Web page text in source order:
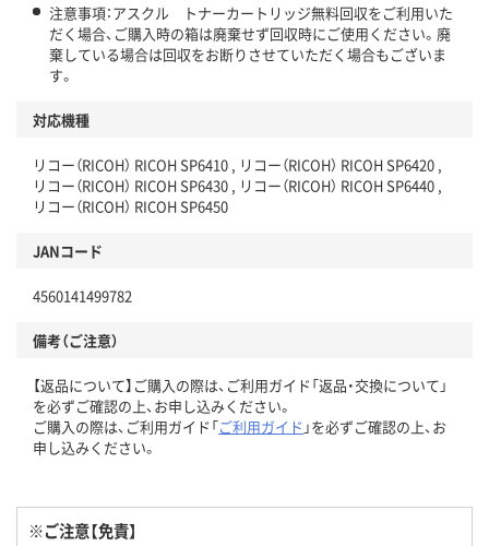
注意事項：アスクル トナーカートリッジ無料回収をご利用いた
だく場合、ご購入時の箱は廃棄せず回収時にご使用ください。廃
棄している場合は回収をお断りさせていただく場合もございま
す。
対応機種
リコー（RICOH） RICOH SP6410 , リコー（RICOH） RICOH SP6420 ,
リコー（RICOH） RICOH SP6430 , リコー（RICOH） RICOH SP6440 ,
リコー（RICOH） RICOH SP6450
JANコード
4560141499782
備考（ご注意）
【返品について】ご購入の際は、ご利用ガイド「返品・交換について」
を必ずご確認の上、お申し込みください。
ご購入の際は、ご利用ガイド「ご利用ガイド 」を必ずご確認の上、お
申し込みください。
※ご注意【免責】